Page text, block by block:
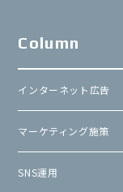
Column
インターネット広告
マーケティング施策
SNS運用